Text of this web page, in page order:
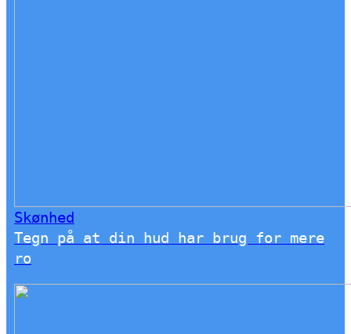
Skønhed
Tegn på at din hud har brug for mere
ro